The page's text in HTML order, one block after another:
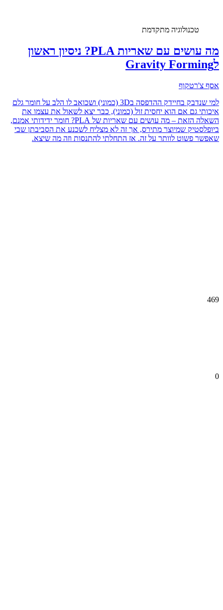
טכנולוגיה מתקדמת
מה עושים עם שאריות PLA? ניסיון ראשון
לGravity Forming
אסף צ'רטקוף
למי שנדבק בחיידק ההדפסה ב3D (כמוני) ושכואב לו הלב על חומר גלם
איכותי גם אם הוא יחסית זול (כמוני), כבר יצא לשאול את עצמו את
השאלה הזאת – מה עושים עם שאריות של PLA? חומר ידידותי אמנם,
ביופלסטיק שמיוצר מתירס, אך זה לא מצליח לשכנע את הסביבתן שבי
שאפשר פשוט לוותר על זה. אז התחלתי להתנסות וזה מה שיצא.
469
0